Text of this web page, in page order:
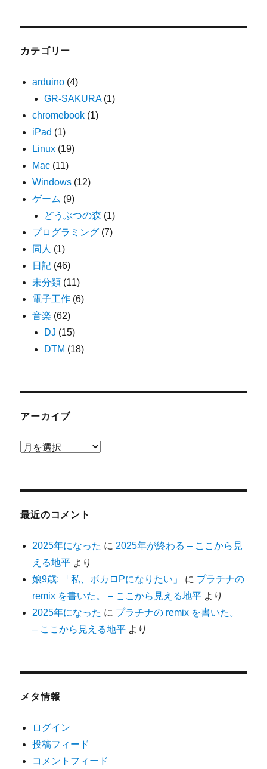
カテゴリー
arduino (4)
GR-SAKURA(1)
chromebook (1)
iPad (1)
Linux (19)
Mac (11)
Windows (12)
ゲーム (9)
どうぶつの森 (1)
プログラミング (7)
同人 (1)
日記 (46)
未分類 (11)
電子工作 (6)
音楽 (62)
DJ (15)
DTM (18)
アーカイブ
ア
ブ
最近のコメント
2025年になった に2025年が終わる – ここから見
える地平 より
娘9歳: 「私、ボカロPになりたい」
に プラチナの
remix を書いた。 – ここから見える地平 より
2025年になった に プラチナの remix を書いた。
– ここから見える地平 より
メタ情報
ログイン
投稿フィード
コメントフィード